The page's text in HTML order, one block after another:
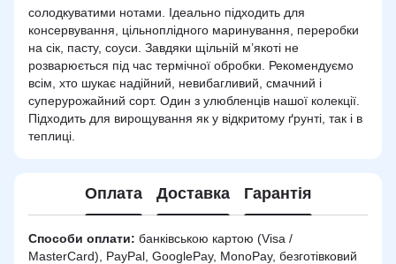
солодкуватими нотами. Ідеально підходить для
консервування, цільноплідного маринування, переробки
на сік, пасту, соуси. Завдяки щільній м’якоті не
розварюється під час термічної обробки. Рекомендуємо
всім, хто шукає надійний, невибагливий, смачний і
суперурожайний сорт. Один з улюбленців нашої колекції.
Підходить для вирощування як у відкритому ґрунті, так і в
теплиці.
Оплата Доставка Гарантія
Способи оплати: банківською картою (Visa /
MasterCard), PayPal, GooglePay, MonoPay, безготівковий